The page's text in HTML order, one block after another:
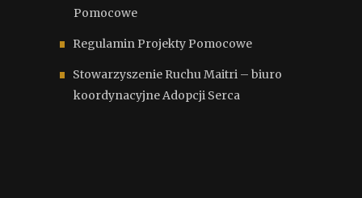
Pomocowe
Regulamin Projekty Pomocowe
Stowarzyszenie Ruchu Maitri – biuro
koordynacyjne Adopcji Serca